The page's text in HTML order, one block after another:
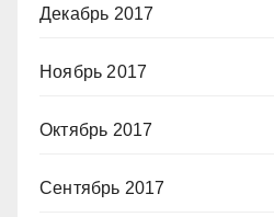
Декабрь 2017
Ноябрь 2017
Октябрь 2017
Сентябрь 2017